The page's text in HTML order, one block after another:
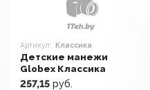
Артикул: Классика
Детские манежи
Globex Классика
257,15 руб.